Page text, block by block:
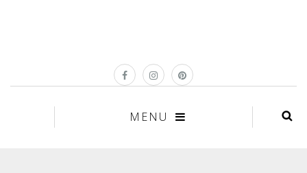
MENU